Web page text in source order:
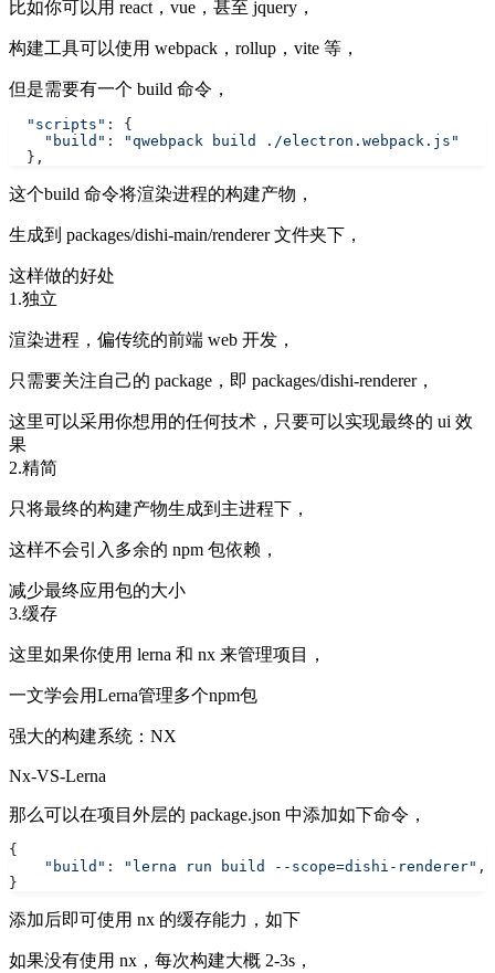
比如你可以用 react，vue，甚至 jquery，
构建工具可以使用 webpack，rollup，vite 等，
但是需要有一个 build 命令，
  "scripts"
: {
    "build"
:
"qwebpack build ./electron.webpack.js"
  },
这个build 命令将渲染进程的构建产物，
生成到 packages/dishi-main/renderer 文件夹下，
这样做的好处
1.独立
渲染进程，偏传统的前端 web 开发，
只需要关注自己的 package，即 packages/dishi-renderer，
这里可以采用你想用的任何技术，只要可以实现最终的 ui 效
果
2.精简
只将最终的构建产物生成到主进程下，
这样不会引入多余的 npm 包依赖，
减少最终应用包的大小
3.缓存
这里如果你使用 lerna 和 nx 来管理项目，
一文学会用Lerna管理多个npm包
强大的构建系统：NX
Nx-VS-Lerna
那么可以在项目外层的 package.json 中添加如下命令，
{
    "build"
: "lerna run build --scope=dishi-renderer" ,
}
添加后即可使用 nx 的缓存能力，如下
如果没有使用 nx，每次构建大概 2-3s，